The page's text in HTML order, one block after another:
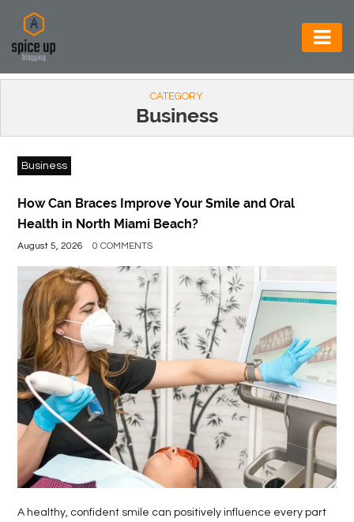
AUTOMOTIVE
CONSTRUCTION
ELECTRONICS
ENVIRONMENT
FOOD
BEVERAGES
GENERAL
HEALTH
LIFE
STYLE
REAL
ESTATE
CATEGORY
Business
Business
How Can Braces Improve Your Smile and Oral
Health in North Miami Beach?
August 5, 2026 0 COMMENTS
A healthy, confident smile can positively influence every part